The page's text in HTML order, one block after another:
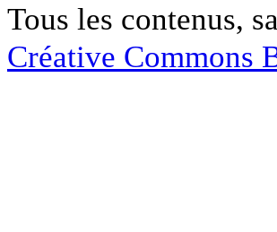
Tous les contenus,
Créative Commons